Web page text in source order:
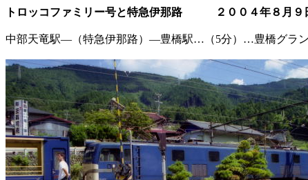
トロッコファミリー号と特急伊那路 ２００４年８月９
中部天竜駅―（特急伊那路）―豊橋駅…（5分）…豊橋グラ